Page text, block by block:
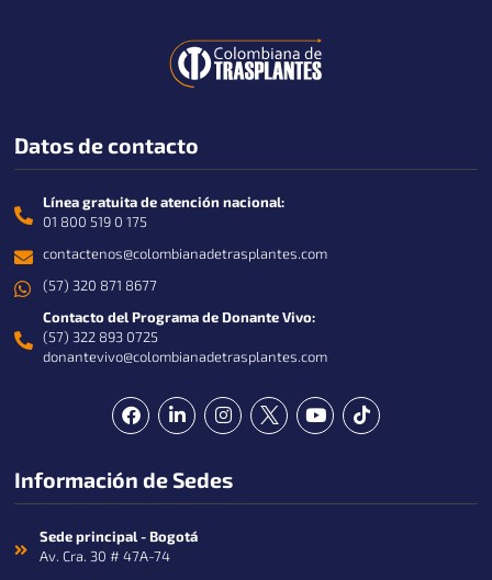
Datos de contacto
Línea gratuita de atención nacional:
01 800 519 0 175
contactenos@colombianadetrasplantes.com
(57) 320 871 8677
Contacto del Programa de Donante Vivo:
(57) 322 893 0725
donantevivo@colombianadetrasplantes.com
F
a
c
b
k
L
i
n
e
n
I
n
s
a
Y
o
u
T
i
k
Información de Sedes
Sede principal - Bogotá
Av. Cra. 30 # 47A-74